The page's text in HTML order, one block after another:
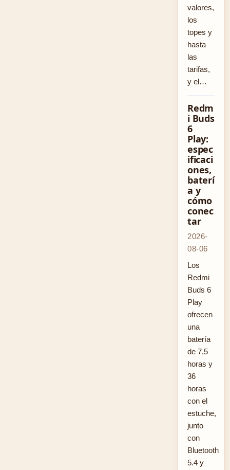
valores,
los
topes y
hasta
las
tarifas,
y el…
Redm
i Buds
6
Play:
espec
ificaci
ones,
baterí
a y
cómo
conec
tar
2026-
08-06
Los
Redmi
Buds 6
Play
ofrecen
una
batería
de 7,5
horas y
36
horas
con el
estuche,
junto
con
Bluetooth
5.4 y